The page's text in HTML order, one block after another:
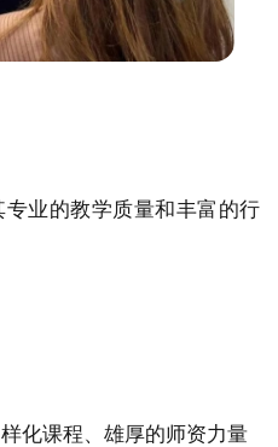
业的教学质量和丰富的行
化课程、雄厚的师资力量